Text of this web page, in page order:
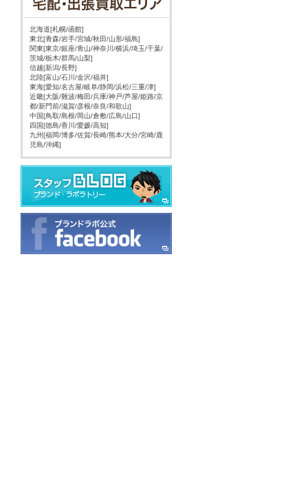
北海道[札幌/函館]
東北[青森/岩手/宮城/秋田/山形/福島]
関東[東京/銀座/青山/神奈川/横浜/埼玉/千葉/
茨城/栃木/群馬/山梨]
信越[新潟/長野]
北陸[富山/石川/金沢/福井]
東海[愛知/名古屋/岐阜/静岡/浜松/三重/津]
近畿[大阪/難波/梅田/兵庫/神戸/芦屋/姫路/京
都/新門前/滋賀/彦根/奈良/和歌山]
中国[鳥取/島根/岡山/倉敷/広島/山口]
四国[徳島/香川/愛媛/高知]
九州[福岡/博多/佐賀/長崎/熊本/大分/宮崎/鹿
児島/沖縄]